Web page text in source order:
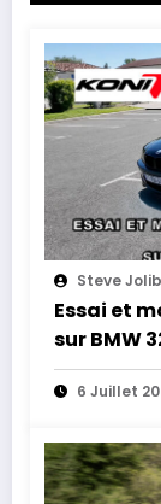
Steve
Essai et
sur BMW
6 Juillet